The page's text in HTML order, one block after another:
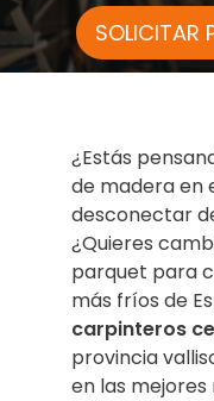
SOLICITAR
¿Estás
de madera en
desconectar
¿Quieres
parquet para
más fríos de
carpinteros
provincia
en las mejores